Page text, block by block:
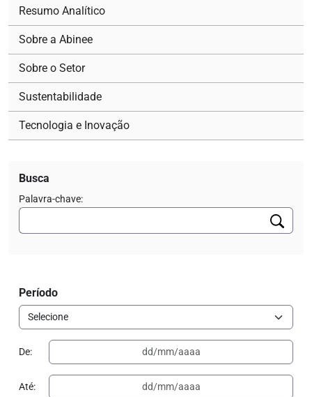
Resumo Analítico
Sobre a Abinee
Sobre o Setor
Sustentabilidade
Tecnologia e Inovação
Busca
Palavra-chave:
Período
De:
Até: